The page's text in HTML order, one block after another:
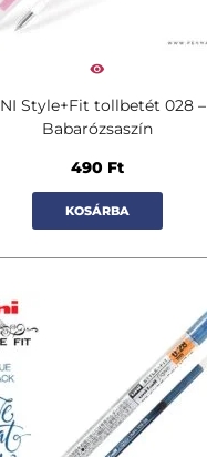
Style+Fit tollbetét 028 –
Babarózsaszín
490 Ft
KOSÁRBA